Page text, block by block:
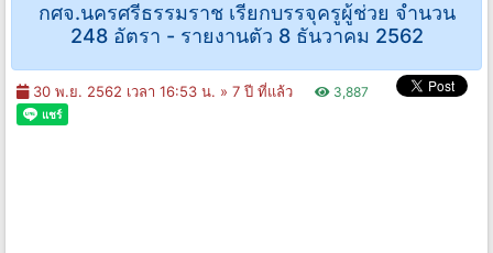
กศจ.นครศรีธรรมราช เรียกบรรจุครูผู้ช่วย จำนวน
248 อัตรา - รายงานตัว 8 ธันวาคม 2562
30 พ.ย. 2562 เวลา 16:53 น. » 7 ปี ที่แล้ว 3,887